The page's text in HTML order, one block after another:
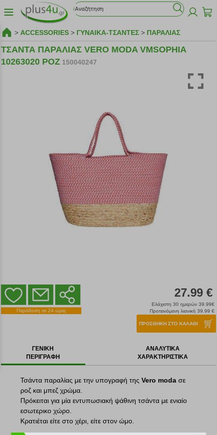
> ACCESSORIES > ΓΥΝΑΙΚΑ-ΤΣΑΝΤΕΣ > ΠΑΡΑΛΙΑΣ
ΤΣΑΝΤΑ ΠΑΡΑΛΙΑΣ VERO MODA VMSOPHIA
10263020 ΡΟΖ 150040247
Παράδοση σε 24 ώρες
27.99 €
Ελάχιστη 30 ημερών 39.99€
Προτεινόμενη λιανική 39.99 €
ΠΡΟΣΘΗΚΗ ΣΤΟ ΚΑΛΑΘΙ
ΓΕΝΙΚΗ
ΠΕΡΙΓΡΑΦΗ
ΑΝΑΛΥΤΙΚΑ
ΧΑΡΑΚΤΗΡΙΣΤΙΚΑ
Τσάντα παραλίας με την υπογραφή τηςVero moda σε
ροζ και μπεζ χρώμα.
Πρόκειται για μία εντυπωσιακή ψάθινη τσάντα με ενιαίο
εσωτερικο χώρο.
Κρατιέται είτε στο χέρι, είτε στον ώμο.